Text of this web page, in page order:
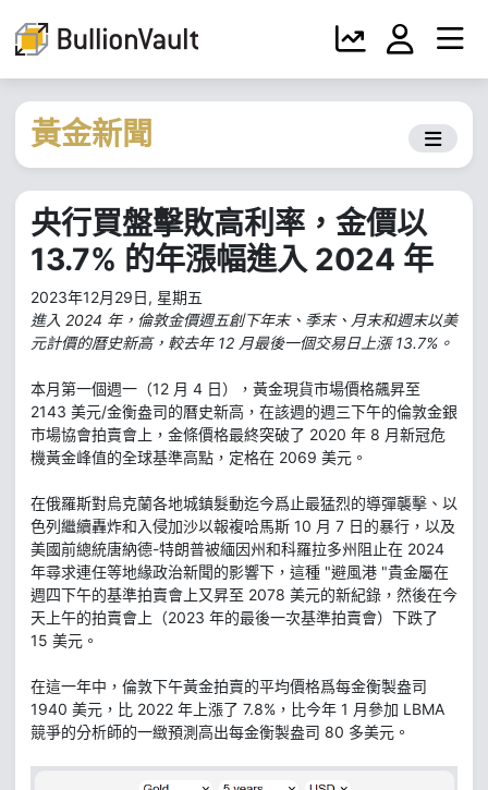
黃金新聞
央行買盤擊敗高利率，金價以
13.7% 的年漲幅進入 2024 年
2023年12月29日, 星期五
進入 2024 年，倫敦金價週五創下年末、季末、月末和週末以美
元計價的曆史新高，較去年 12 月最後一個交易日上漲 13.7%。
本月第一個週一（12 月 4 日），黃金現貨市場價格飆昇至
2143 美元/金衡盎司的曆史新高，在該週的週三下午的倫敦金銀
市場協會拍賣會上，金條價格最終突破了 2020 年 8 月新冠危
機黃金峰值的全球基準高點，定格在 2069 美元。
在俄羅斯對烏克蘭各地城鎮髮動迄今爲止最猛烈的導彈襲擊、以
色列繼續轟炸和入侵加沙以報複哈馬斯 10 月 7 日的暴行，以及
美國前總統唐納德-特朗普被緬因州和科羅拉多州阻止在 2024
年尋求連任等地緣政治新聞的影響下，這種 "避風港 "貴金屬在
週四下午的基準拍賣會上又昇至 2078 美元的新紀錄，然後在今
天上午的拍賣會上（2023 年的最後一次基準拍賣會）下跌了
15 美元。
在這一年中，倫敦下午黃金拍賣的平均價格爲每金衡製盎司
1940 美元，比 2022 年上漲了 7.8%，比今年 1 月參加 LBMA
競爭的分析師的一緻預測高出每金衡製盎司 80 多美元。